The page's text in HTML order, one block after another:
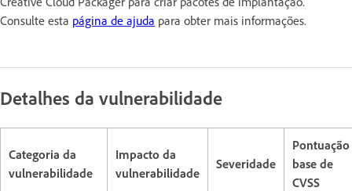
Consulte esta página de ajuda para obter mais informações.
Detalhes da vulnerabilidade
Categoria da
vulnerabilidade
Impacto da
vulnerabilidade
Severidade
Pontuação
base de
CVSS